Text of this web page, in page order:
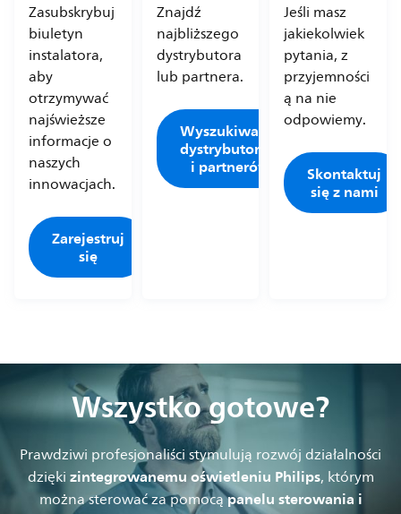
Zasubskrybuj
biuletyn
instalatora,
aby
otrzymywać
najświeższe
informacje o
naszych
innowacjach.
Zarejestruj
się
Znajdź
najbliższego
dystrybutora
lub partnera.
Wyszukiwarka
dystrybutorów
i partnerów
Jeśli masz
jakiekolwiek
pytania, z
przyjemności
ą na nie
odpowiemy.
Skontaktuj
się z nami
Wszystko gotowe?
Prawdziwi profesjonaliści stymulują rozwój działalności
dziękizintegrowanemu oświetleniu Philips, którym
można sterować za pomocąpanelu sterowania i